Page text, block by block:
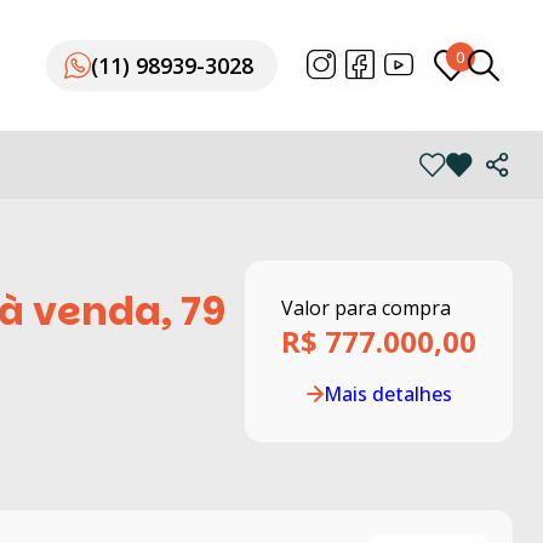
(11) 98939-3028 0
(11) 98939-3028 0
venda, 79
Valor para compra
R$ 777.000,00
Mais detalhes